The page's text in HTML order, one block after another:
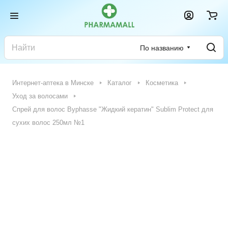
По названию
Интернет-аптека в Минске Каталог
Косметика
Уход за волосами
Спрей для волос Byphasse "Жидкий кератин" Sublim Protect для
сухих волос 250мл №1